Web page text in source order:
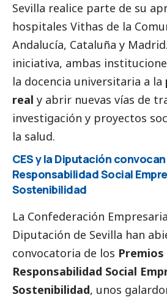
Sevilla realice parte de su
hospitales Vithas de la
Andalucía, Cataluña y
iniciativa, ambas
la docencia universitaria a la
real y abrir nuevas vías de
investigación y proyectos
la salud.
CES y la Diputación
ResponsabilidadSocial
Sostenibilidad
La Confederación
Diputación de Sevilla han
convocatoria de los Premios
Responsabilidad Social
Sostenibilidad, unos